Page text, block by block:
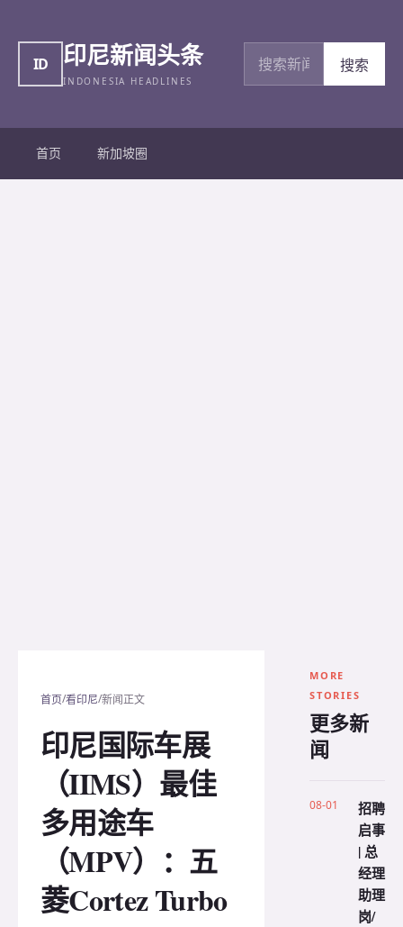
ID 印尼新闻头条
INDONESIA HEADLINES
搜索新闻
搜索
首页 新加坡圈
首页/看印尼/新闻正文
印尼国际车展
（IIMS）最佳
多用途车
（MPV）：五
菱Cortez Turbo
MORE
STORIES
更多新
闻
08-01
招聘
启事
| 总
经理
助理
岗/